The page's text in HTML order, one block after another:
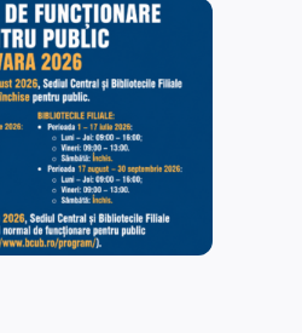
„Carol I” este o